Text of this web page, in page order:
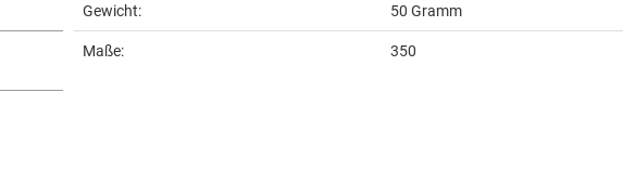
Gewicht: 50Gramm
Maße: 350